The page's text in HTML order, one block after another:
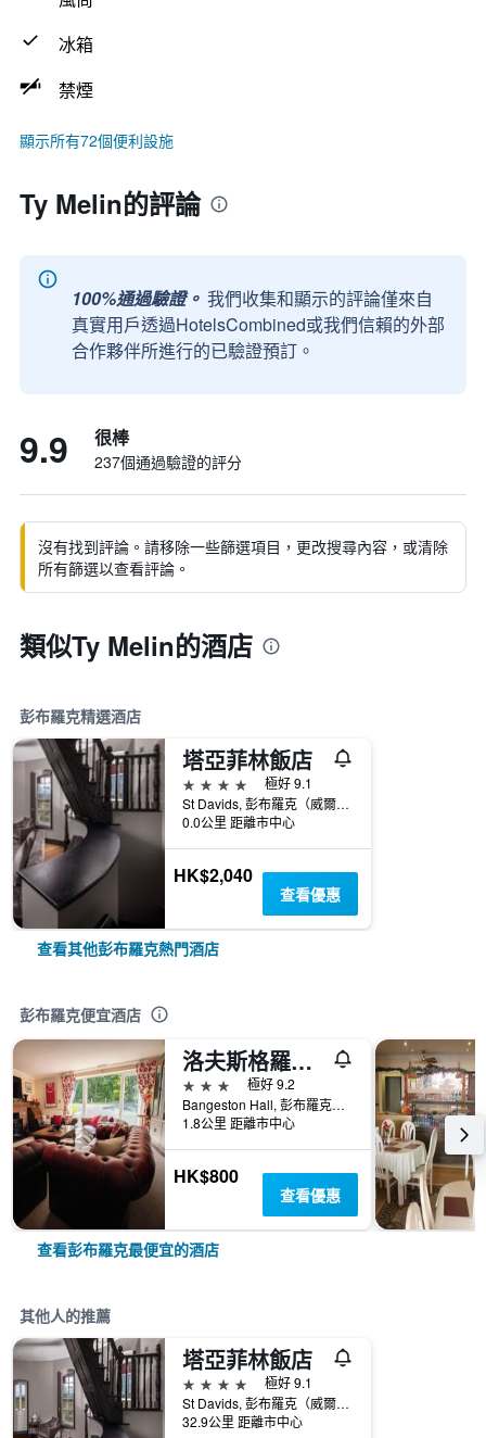
冰箱
禁煙
顯示所有72個便利設施
Ty Melin的評論
100%通過驗證。 我們收集和顯示的評論僅來自
真實用戶透過HotelsCombined或我們信賴的外部
合作夥伴所進行的已驗證預訂。
9.9 很棒
237個通過驗證的評分
沒有找到評論。請移除一些篩選項目，更改搜尋內容，或清除
所有篩選以查看評論。
類似Ty Melin的酒店
彭布羅克精選酒店
塔亞菲林飯店
4星級
極好 9.1
St Davids, 彭布羅克（威爾士）, 英國
0.0公里 距離市中心
HK$2,040
查看優惠
查看其他彭布羅克熱門酒店
彭布羅克便宜酒店
洛夫斯格羅夫鄉村賓館 - 彭布羅克
3星級
極好 9.2
Bangeston Hall, 彭布羅克（威爾士）, 英國
1.8公里 距離市中心
HK$800
查看優惠
查看彭布羅克最便宜的酒店
其他人的推薦
塔亞菲林飯店
4星級
極好 9.1
St Davids, 彭布羅克（威爾士）, 英國
32.9公里 距離市中心